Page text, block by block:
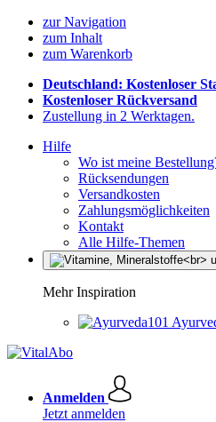
zur Navigation
zum Inhalt
zum Warenkorb
Deutschland: Kostenloser
Kostenloser Rückversand
Zustellung in 2 Werktagen.
Hilfe
Wo ist meine
Rücksendungen
Versandkosten
Zahlungsmöglichkeiten
Kontakt
Alle Hilfe-Themen
Mehr Inspiration
Anmelden
Jetzt anmelden